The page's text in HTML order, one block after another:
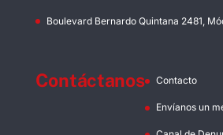
Boulevard Bernardo Quintana 2481,
Contáctanos Contacto
Envíanos un